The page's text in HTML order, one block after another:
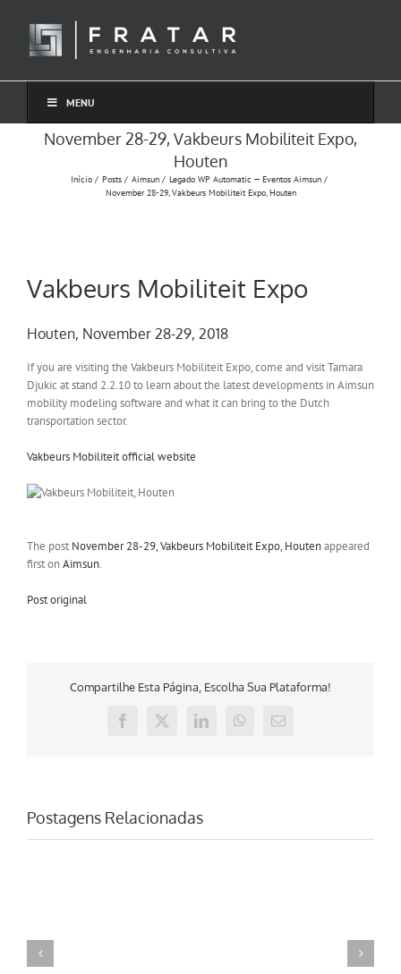
conteúdo
MENU
November 28-29, Vakbeurs Mobiliteit Expo,
Houten
Início Posts Aimsun
Legado WP Automatic — Eventos Aimsun
November 28-29, Vakbeurs Mobiliteit Expo, Houten
Vakbeurs Mobiliteit Expo
Houten, November 28-29, 2018
If you are visiting the Vakbeurs Mobiliteit Expo, come and visit Tamara
Djukic at stand 2.2.10 to learn about the latest developments in Aimsun
mobility modeling software and what it can bring to the Dutch
transportation sector.
Vakbeurs Mobiliteit official website
The post November 28-29, Vakbeurs Mobiliteit Expo, Houtenappeared
first onAimsun.
Post original
Compartilhe Esta Página, Escolha Sua Plataforma!
Facebook
X LinkedInWhatsApp
E-
Postagens Relacionadas